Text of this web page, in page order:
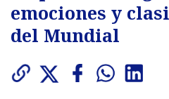
emociones y
del Mundial